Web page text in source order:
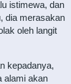
istimewa, dan
dia merasakan
oleh langit
kepadanya,
alami akan